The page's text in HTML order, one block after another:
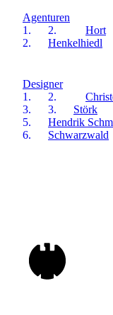
Agenturen
1.
Hort
2.
2.
Henkelhiedl
Designer
1.
2.
Störk
3.
3.
Hendrik
5.
Schwarzwald
6.